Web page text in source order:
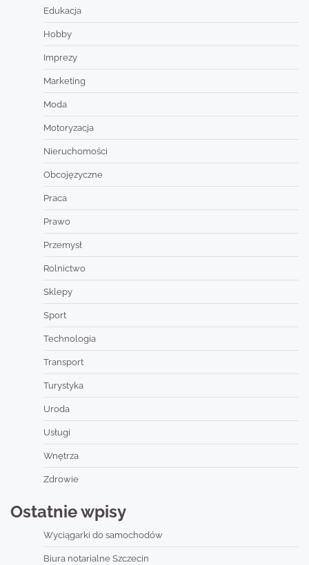
Edukacja
Hobby
Imprezy
Marketing
Moda
Motoryzacja
Nieruchomości
Obcojęzyczne
Praca
Prawo
Przemysł
Rolnictwo
Sklepy
Sport
Technologia
Transport
Turystyka
Uroda
Usługi
Wnętrza
Zdrowie
Ostatnie wpisy
Wyciągarki do samochodów
Biura notarialne Szczecin